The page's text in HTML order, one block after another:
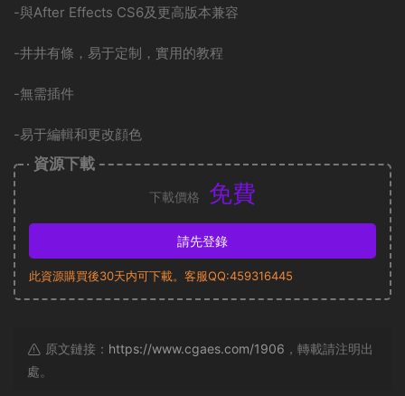
-與After Effects CS6及更高版本兼容
-井井有條，易于定制，實用的教程
-無需插件
-易于編輯和更改顔色
資源下載
下載價格 免費
請先登錄
此資源購買後30天内可下載。客服QQ:459316445
原文鏈接： https://www.cgaes.com/1906 ，轉載請注明出
處。